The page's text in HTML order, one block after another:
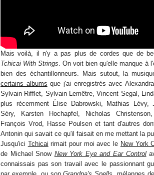
Mais voilà, il n'y a pas plus de cordes que de
Tchicai With Strings . On voit bien qu'elle manque à
bien des échantillonneurs. Mais sutout, la
certains albums que j'ai enregistrés avec
Sylvain Rifflet, Sylvain Lemêtre, Vincent Segal,
plus récemment Élise Dabrowski, Mathias Lévy,
Séry, Karsten Hochapfel, Nicholas
François Vrod, Hasse Poulsen et tant d'autres
Antonin qui savait ce qu'il faisait en me mettant la
Jusqu'ici Tchicai rimait pour moi avec le New York
de Michael Snow New York Eye and Ear Control
connaissais pas son travail avec le passionnant